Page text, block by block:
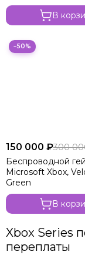
В
−50%
150 000 ₽300
Беспроводной
Microsoft Xbox,
Green
В
Xbox Series
переплаты